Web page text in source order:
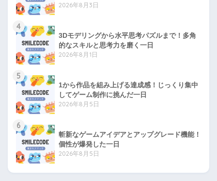
2026年8月3日
4
3Dモデリングから水平思考パズルまで！多角
的なスキルと思考力を磨く一日
2026年8月1日
5
1から作品を組み上げる達成感！じっくり集中
してゲーム制作に挑んだ一日
2026年8月5日
6
斬新なゲームアイデアとアップグレード機能！
個性が爆発した一日
2026年8月5日